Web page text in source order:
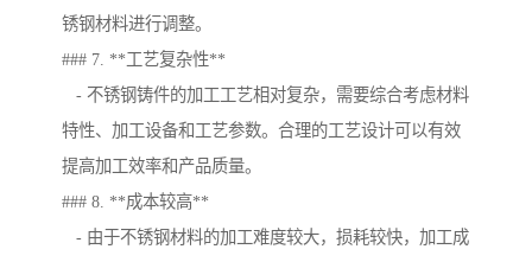
锈钢材料进行调整。
### 7. **工艺复杂性**
- 不锈钢铸件的加工工艺相对复杂，需要综合考虑材料
特性、加工设备和工艺参数。合理的工艺设计可以有效
提高加工效率和产品质量。
### 8. **成本较高**
- 由于不锈钢材料的加工难度较大，损耗较快，加工成